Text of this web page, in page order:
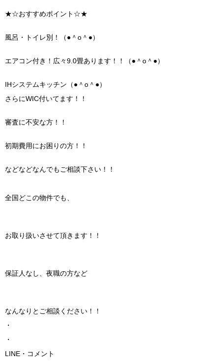
★☆おすすめポイント☆★
風呂・トイレ別！（●＾o＾●）
エアコン付き！広々9.0畳あります！！（●＾o＾●）
IHシステムキッチン（●＾o＾●）
さらにWIC付いてます！！
審査に不安な方！！
初期費用にお困りの方！！
などなどなんでもご相談下さい！！
全国どこの物件でも、
お取り扱いさせて頂きます！！
保証人なし、夜職の方など
なんなりとご相談ください！！
・
・
LINE・コメント